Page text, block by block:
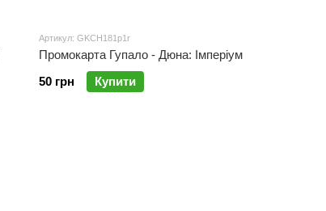
Артикул: GKCH181p1r
Промокарта Гупало - Дюна: Імперіум
50 грн
Купити